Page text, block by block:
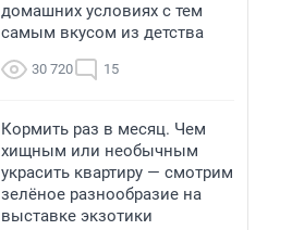
домашних условиях с тем
самым вкусом из детства
30 720 15
Кормить раз в месяц. Чем
хищным или необычным
украсить квартиру — смотрим
зелёное разнообразие на
выставке экзотики